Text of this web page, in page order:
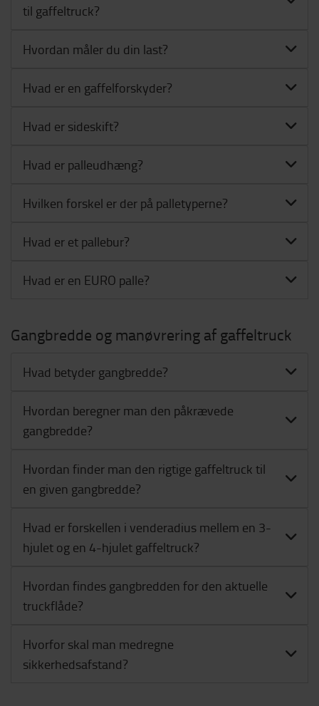
til gaffeltruck?
Hvordan måler du din last?
Hvad er en gaffelforskyder?
Hvad er sideskift?
Hvad er palleudhæng?
Hvilken forskel er der på palletyperne?
Hvad er et pallebur?
Hvad er en EURO palle?
Gangbredde og manøvrering af gaffeltruck
Hvad betyder gangbredde?
Hvordan beregner man den påkrævede
gangbredde?
Hvordan finder man den rigtige gaffeltruck til
en given gangbredde?
Hvad er forskellen i venderadius mellem en 3-
hjulet og en 4-hjulet gaffeltruck?
Hvordan findes gangbredden for den aktuelle
truckflåde?
Hvorfor skal man medregne
sikkerhedsafstand?